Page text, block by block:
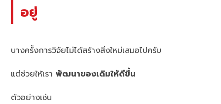
อยู่
บางครั้งการวิจัยไม่ได้สร้างสิ่งใหม่เสมอไปครับ
แต่ช่วยให้เราพัฒนาของเดิมให้ดีขึ้น
ตัวอย่างเช่น